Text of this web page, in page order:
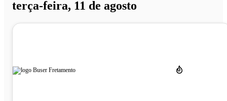
terça-feira, 11 de agosto